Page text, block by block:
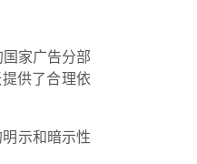
家广告分部
供了合理依
示和暗示性